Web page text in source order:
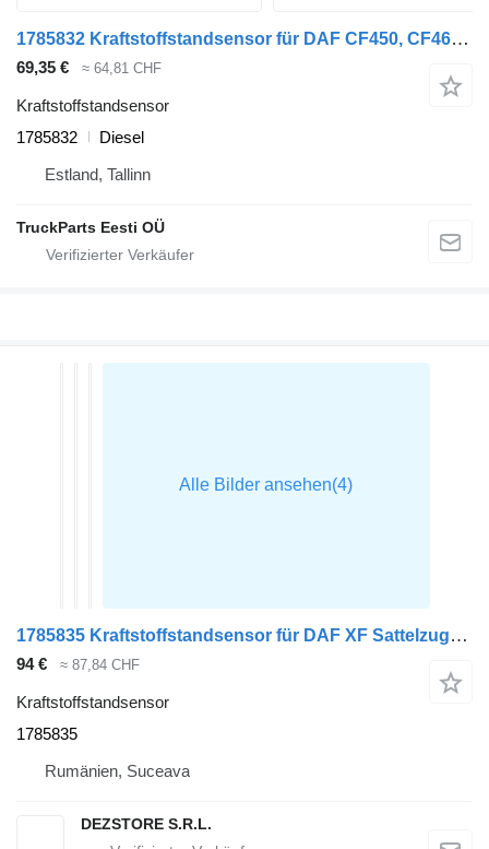
1785832 Kraftstoffstandsensor für DAF CF450, CF460 (2017) Sattelzugmaschine
69,35 € ≈ 64,81 CHF
Kraftstoffstandsensor
1785832
Diesel
Estland, Tallinn
TruckParts Eesti OÜ
1785835 Kraftstoffstandsensor für DAF XF Sattelzugmaschine
94 € ≈ 87,84 CHF
Kraftstoffstandsensor
1785835
Rumänien, Suceava
DEZSTORE S.R.L.